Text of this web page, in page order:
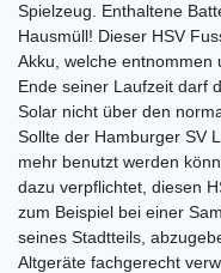
Spielzeug. Enthaltene
Hausmüll! Dieser HSV
Akku, welche entnommen
Ende seiner Laufzeit darf
Solar nicht über den
Sollte der Hamburger SV
mehr benutzt werden
dazu verpflichtet, diesen
zum Beispiel bei einer
seines Stadtteils,
Altgeräte fachgerecht